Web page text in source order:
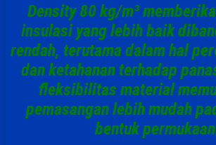
Density 80 kg/m³
insulasi yang lebih baik
rendah, terutama dalam hal
dan ketahanan terhadap
fleksibilitas material
pemasangan lebih mudah
bentuk